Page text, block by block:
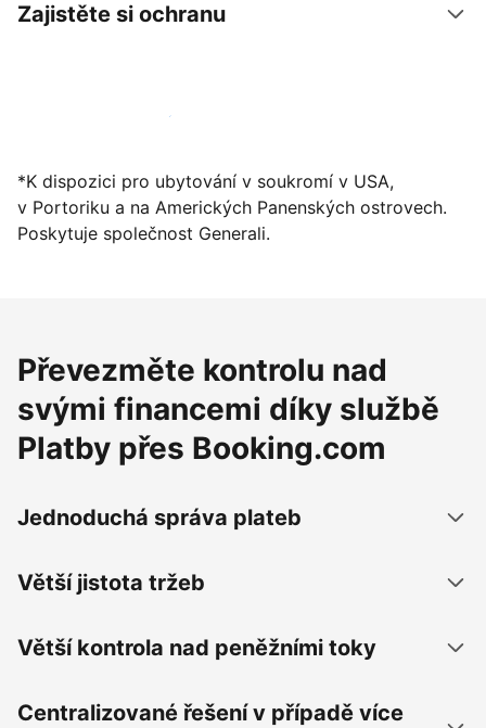
Zajistěte si ochranu
Zaregistrovat ubytování už dnes
*K dispozici pro ubytování v soukromí v USA,
v Portoriku a na Amerických Panenských ostrovech.
Poskytuje společnost Generali.
Převezměte kontrolu nad
svými financemi díky službě
Platby přes Booking.com
Jednoduchá správa plateb
Větší jistota tržeb
Větší kontrola nad peněžními toky
Centralizované řešení v případě více